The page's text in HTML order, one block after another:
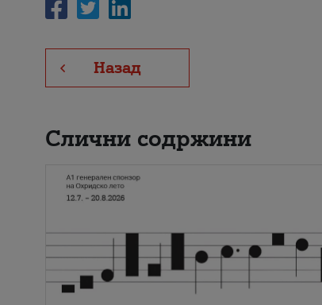
Назад
Слични содржини